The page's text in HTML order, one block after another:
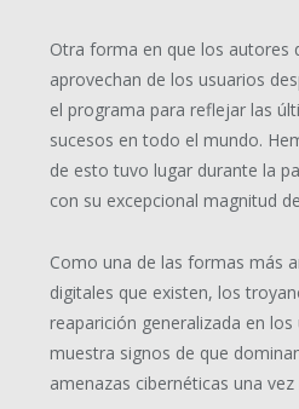
Otra forma en que los autores
aprovechan de los usuarios
el programa para reflejar las
sucesos en todo el mundo.
de esto tuvo lugar durante la
con su excepcional magnitud
Como una de las formas más
digitales que existen, los
reaparición generalizada en
muestra signos de que
amenazas cibernéticas una vez